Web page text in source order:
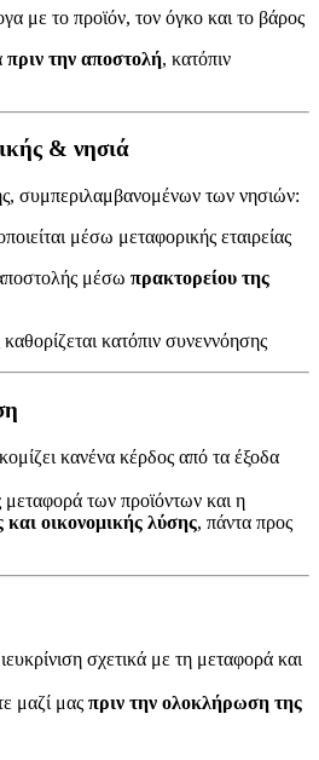
με το προϊόν, τον όγκο και το βάρος
πριν την αποστολή, κατόπιν
& νησιά
συμπεριλαμβανομένων των νησιών:
μέσω μεταφορικής εταιρείας
μέσω πρακτορείου της
κατόπιν συνεννόησης
κανένα κέρδος από τα έξοδα
μεταφορά των προϊόντων και η
και οικονομικής λύσης, πάντα προς
σχετικά με τη μεταφορά και
μαζί μας πριν την ολοκλήρωση της